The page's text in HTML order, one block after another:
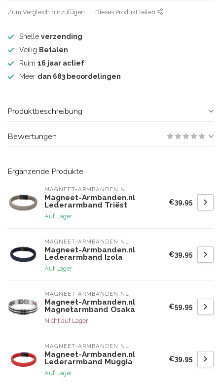
Zum Vergleich hinzufügen Dieses Produkt teilen
Snelle verzending
Veilig Betalen
Ruim 16 jaar actief
Meer dan 683 beoordelingen
Produktbeschreibung
Bewertungen
Ergänzende Produkte
MAGNEET-ARMBANDEN.NL
Magneet-Armbanden.nl
Lederarmband Triëst
Auf Lager
€39,95
MAGNEET-ARMBANDEN.NL
Magneet-Armbanden.nl
Lederarmband Izola
Auf Lager
€39,95
MAGNEET-ARMBANDEN.NL
Magneet-Armbanden.nl
Magnetarmband Osaka
Nicht auf Lager
€59,95
MAGNEET-ARMBANDEN.NL
Magneet-Armbanden.nl
Lederarmband Muggia
Auf Lager
€39,95